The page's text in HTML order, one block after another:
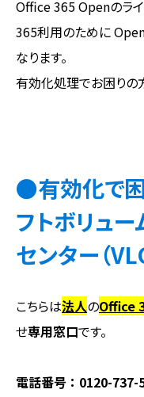
Office 365 Openのラ
365利用のために
なります。
有効化処理でお困りの
●有効化で困
フトボリュ
センター（
こちらは法人のOffice
せ専用窓口です。
電話番号 ： 0120-737-